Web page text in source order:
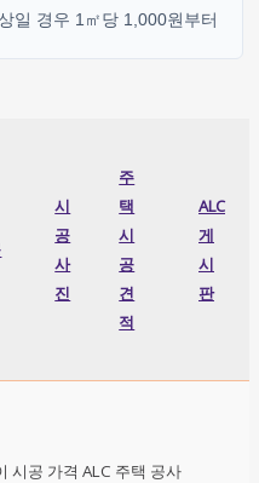
일 경우 1㎡당 1,000원부터
시
공
사
진
주
택
시
공
견
적
ALC
게
시
판
공 가격 ALC 주택 공사